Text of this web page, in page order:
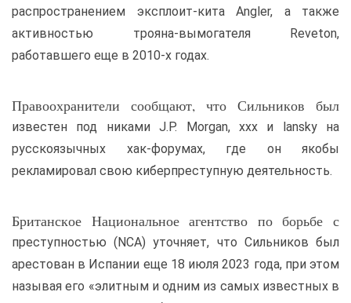
распространением эксплоит-кита Angler, а также
активностью трояна-вымогателя Reveton,
работавшего еще в 2010-х годах.
Правоохранители сообщают, что Сильников был
известен под никами J.P. Morgan, xxx и lansky на
русскоязычных хак-форумах, где он якобы
рекламировал свою киберпреступную деятельность.
Британское Национальное агентство по борьбе с
преступностью (NCA) уточняет, что Сильников был
арестован в Испании еще 18 июля 2023 года, при этом
называя его «элитным и одним из самых известных в